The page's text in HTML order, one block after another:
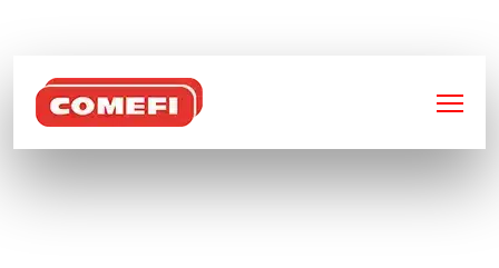
VENTE DE